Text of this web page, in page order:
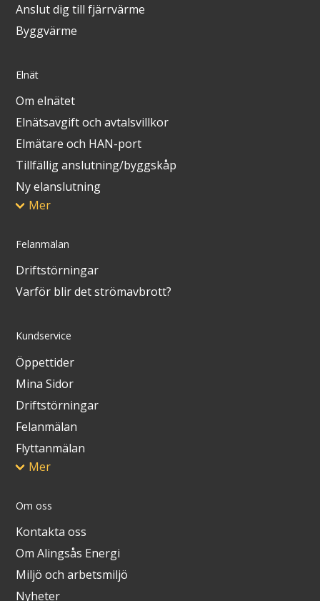
Anslut dig till fjärrvärme
Byggvärme
Elnät
Om elnätet
Elnätsavgift och avtalsvillkor
Elmätare och HAN-port
Tillfällig anslutning/byggskåp
Ny elanslutning
Mer
Felanmälan
Driftstörningar
Varför blir det strömavbrott?
Kundservice
Öppettider
Mina Sidor
Driftstörningar
Felanmälan
Flyttanmälan
Mer
Om oss
Kontakta oss
Om Alingsås Energi
Miljö och arbetsmiljö
Nyheter